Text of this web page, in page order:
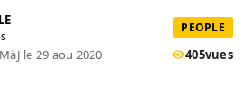
PEOPLE
MàJ le 29 aou 2020 405vues